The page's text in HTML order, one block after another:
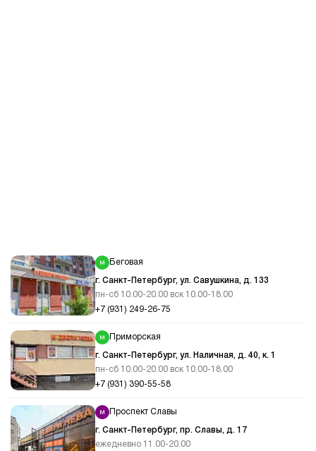
Беговая
г. Санкт-Петербург, ул. Савушкина, д. 133
пн-сб 10.00-20.00 вск 10.00-18.00
+7 (931) 249-26-75
Приморская
г. Санкт-Петербург, ул. Наличная, д. 40, к. 1
пн-сб 10.00-20.00 вск 10.00-18.00
+7 (931) 390-55-58
Проспект Славы
г. Санкт-Петербург, пр. Славы, д. 17
ежедневно 11.00-20.00